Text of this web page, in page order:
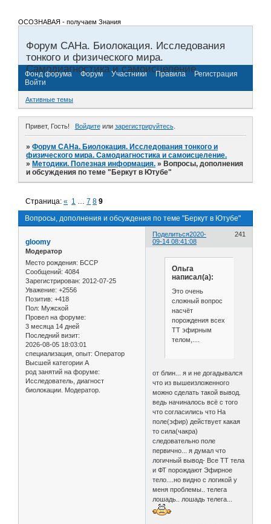
ОСОЗНАВАЯ - получаем Знания
Форум САНа. Биолокация. Исследования
тонкого и физического мира.
Самодиагностика и самоисцеление.
Фонд форума Форум Участники Правила
Регистрация
Войти
Активные темы
Привет, Гость! Войдитеили зарегистрируйтесь.
»Форум САНа. Биолокация. Исследования тонкого и
физического мира. Самодиагностика и самоисцеление.
»Методики. Полезная информация. »Вопросы, дополнения
и обсуждения по теме "Беркут в Ютубе"
Вопросы, дополнения и обсуждения по теме "Беркут в Ютубе"
Страница:« 1 … 7 8 9
Поделиться 241
2020-
09-14 08:41:08
gloomy
Модератор
Место рождения: БССР
Сообщений: 4084
Зарегистрирован: 2012-07-25
Уважение: +2556
Позитив: +418
Пол: Мужской
Провел на форуме:
3 месяца 14 дней
Последний визит:
2026-08-05 18:03:01
специализация, опыт: Оператор
Высшей категории А
род занятий на форуме:
Исследователь, диагност
биолокации. Модератор.
Ольга
написал(а):
Это очень
сложный вопрос
насчёт
порождения всех
ТТ эфирным
телом,....
от блин... я и не догадывался
что из вышеизложенного
можно сделать такой вывод.
ведь начиналось всё с того
что согласились что На
поле(эфир) действует какая
то сила(чакра)
следовательно поле
первично... я думал что
логичный вывод- Все ТТ тела
и ФТ порождают Эфирное
тело....но видно с логикой у
меня проблемы.. телега
лошадь.. лошадь телега...